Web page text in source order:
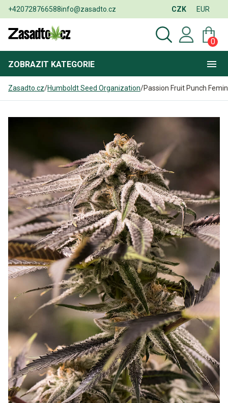
+420728766588info@zasadto.cz CZK EUR
0
ZOBRAZIT KATEGORIE
Zasadto.cz/Humboldt Seed Organization/Passion Fruit Punch